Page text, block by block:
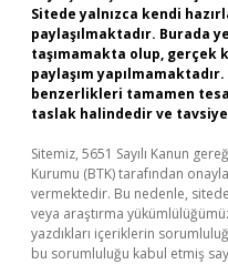
Sitede yalnızca kendi
paylaşılmaktadır. Burada
taşımamakta olup, gerçek
paylaşım
benzerlikleri tamamen
taslak halindedir ve
Sitemiz, 5651 Sayılı Kanun
Kurumu (BTK) tarafından
vermektedir. Bu nedenle,
veya araştırma
yazdıkları içeriklerin
bu sorumluluğu kabul etmiş